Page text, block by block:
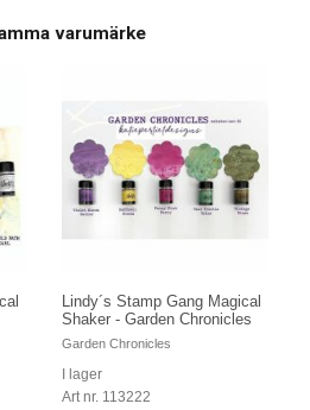
varumärke
Lindy´s Stamp Gang Magical
Shaker - Garden Chronicles
Garden Chronicles
I lager
Art nr. 113222